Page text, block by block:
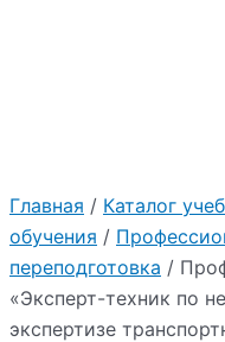
Главная / Каталог
обучения /
переподготовка /
«Эксперт-техник по
экспертизе